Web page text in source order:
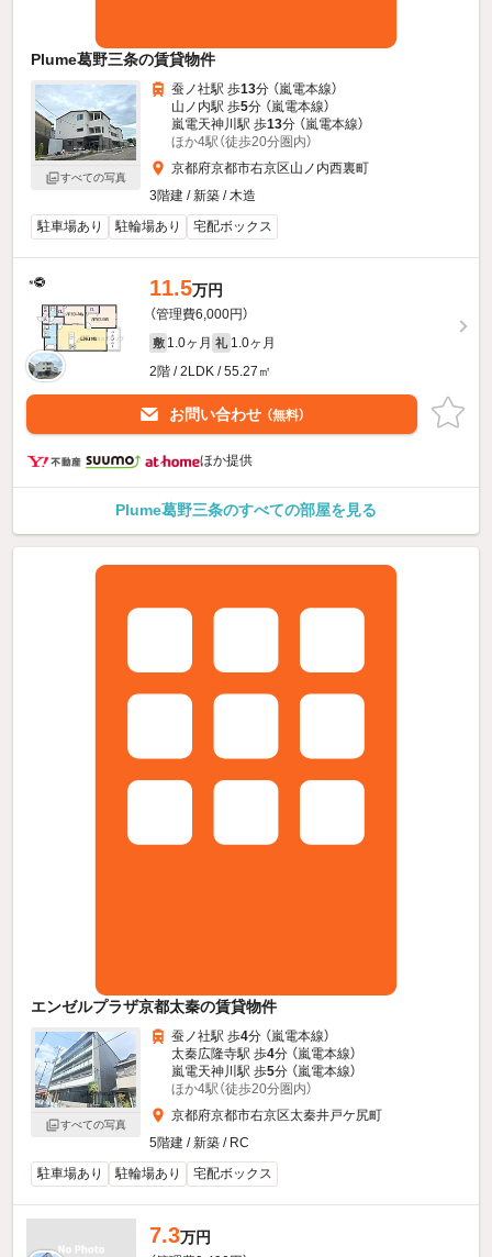
Plume葛野三条の賃貸物件
すべての写真
蚕ノ社駅 歩13分 （嵐電本線）
山ノ内駅 歩5分 （嵐電本線）
嵐電天神川駅 歩13分 （嵐電本線）
ほか4駅（徒歩20分圏内）
京都府京都市右京区山ノ内西裏町
3階建 / 新築 / 木造
駐車場あり
駐輪場あり 宅配ボックス
11.5万円
（管理費6,000円）
敷 1.0ヶ月 礼 1.0ヶ月
2階 / 2LDK / 55.27㎡
お問い合わせ （無料）
ほか提供
Plume葛野三条のすべての部屋を見る
エンゼルプラザ京都太秦の賃貸物件
すべての写真
蚕ノ社駅 歩4分 （嵐電本線）
太秦広隆寺駅 歩4分 （嵐電本線）
嵐電天神川駅 歩5分 （嵐電本線）
ほか4駅（徒歩20分圏内）
京都府京都市右京区太秦井戸ケ尻町
5階建 / 新築 / RC
駐車場あり
駐輪場あり 宅配ボックス
7.3万円